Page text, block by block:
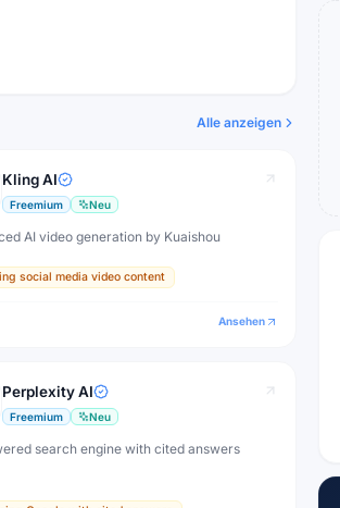
Alle anzeigen
Kling AI
Freemium Neu
AI video generation by Kuaishou
social media video content
Ansehen
Perplexity AI
Freemium Neu
search engine with cited answers